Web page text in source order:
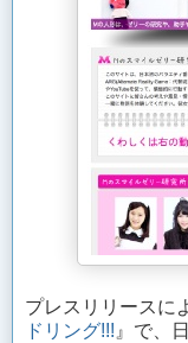
プレスリリースに
ドリング!!! 』で、